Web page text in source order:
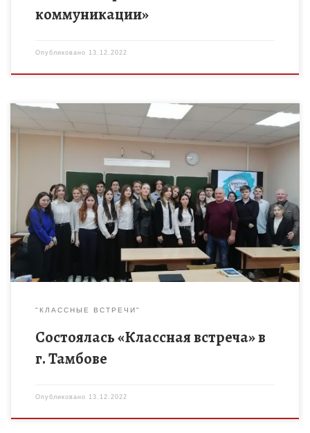
коммуникации»
Опубликовано 13.12.2022
В рамках Дня Конституции в школе №22 г. Тамбова прошла
классная встреча с федеральным судьей по уголовным делам
Волощенко Андреем Павловичем и бывшим председателем
Октябрьского […]
"КЛАССНЫЕ ВСТРЕЧИ"
Состоялась «Классная встреча» в
г. Тамбове
Опубликовано 13.12.2022